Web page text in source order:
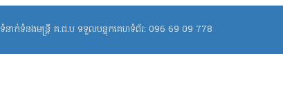
ទំនាក់ទំនងមន្ត្រី គ.ជ.ប ទទួលបន្ទុកគេហទំព័រ: 096 69 09 778